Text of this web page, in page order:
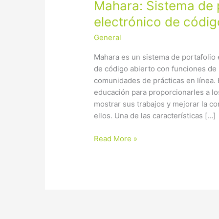
Mahara: Sistema de
electrónico de
General
Mahara es un sistema de
de código abierto con funciones
comunidades de prácticas en línea.
educación para proporcionarles a
mostrar sus trabajos y mejorar la
ellos. Una de las características […]
Mahara:
de
portafolio
de
código
abierto
Read More »